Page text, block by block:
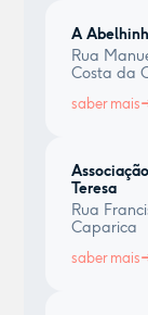
A
Rua
Costa da
saber mais
Teresa
Rua
Caparica
saber mais